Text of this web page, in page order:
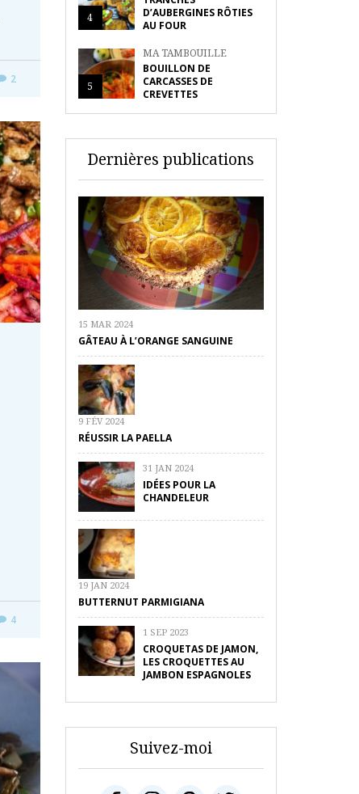
2
4
4
D’AUBERGINES RÔTIES
AU FOUR
5
MA TAMBOUILLE
BOUILLON DE
CARCASSES DE
CREVETTES
Dernières publications
15 MAR 2024
GÂTEAU À L’ORANGE SANGUINE
9 FÉV 2024
RÉUSSIR LA PAELLA
31 JAN 2024
IDÉES POUR LA
CHANDELEUR
19 JAN 2024
BUTTERNUT PARMIGIANA
1 SEP 2023
CROQUETAS DE JAMON,
LES CROQUETTES AU
JAMBON ESPAGNOLES
Suivez-moi